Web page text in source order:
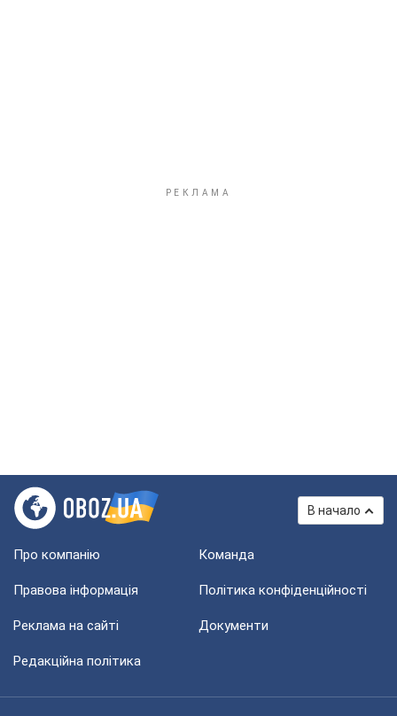
В начало
Про компанію Команда
Правова інформація Політика конфіденційності
Реклама на сайті Документи
Редакційна політика